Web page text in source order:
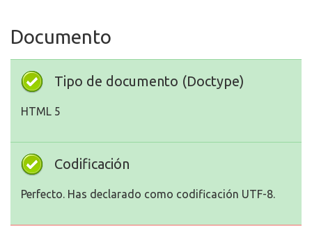
Documento
Tipo de documento (Doctype)
HTML 5
Codificación
Perfecto. Has declarado como codificación UTF-8.